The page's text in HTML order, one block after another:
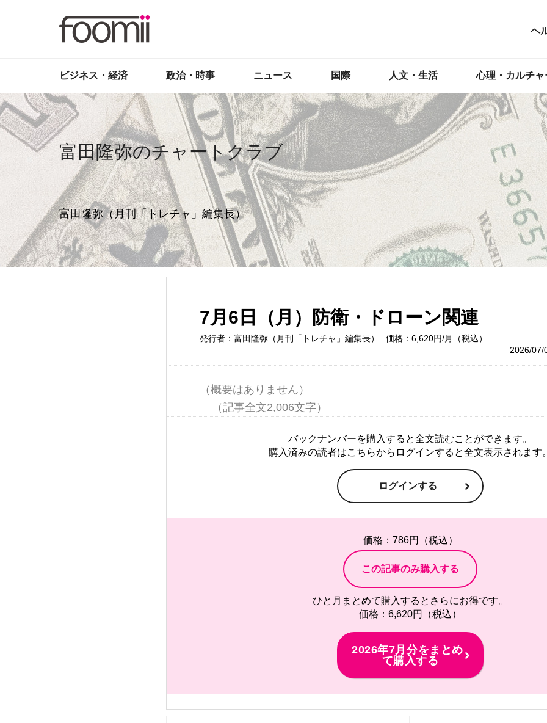
ヘ
ビジネス・経済 政治・時事 ニュース 国際 人文・生活 心理・カルチャ
富田隆弥のチャートクラブ
富田隆弥（月刊「トレチャ」編集長）
7月6日（月）防衛・ドローン関連
発行者：富田隆弥（月刊「トレチャ」編集長）
価格：6,620円/月（税込）
2026/07/
（概要はありません）
バックナンバーを購入すると全文読むことができます。
購入済みの読者はこちらからログインすると全文表示されます
ログインする
価格：786円（税込）
ひと月まとめて購入するとさらにお得です。
価格：6,620円（税込）
2026年7月分をまとめ
て購入する